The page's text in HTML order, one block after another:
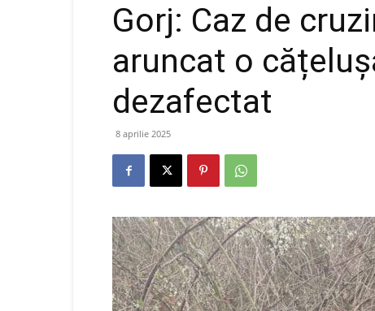
Gorj: Caz de
aruncat o
dezafectat
8 aprilie 2025